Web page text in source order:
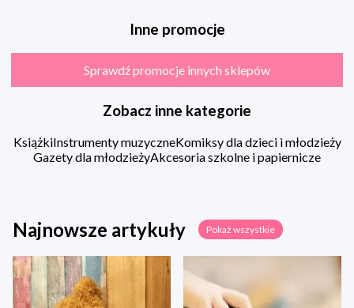
Inne promocje
Sprawdź promocje innych sklepów
Zobacz inne kategorie
KsiążkiInstrumenty muzyczneKomiksy dla dzieci i młodzieży
Gazety dla młodzieżyAkcesoria szkolne i papiernicze
Najnowsze artykuły Pokaż wszystkie